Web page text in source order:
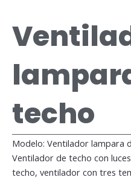
techo
Modelo: Ventilador lampara
Ventilador de techo con
techo, ventilador con tres